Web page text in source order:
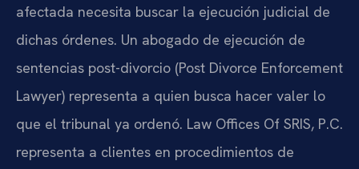
afectada necesita buscar la ejecución judicial de
dichas órdenes. Un abogado de ejecución de
sentencias post-divorcio (Post Divorce Enforcement
Lawyer) representa a quien busca hacer valer lo
que el tribunal ya ordenó. Law Offices Of SRIS, P.C.
representa a clientes en procedimientos de